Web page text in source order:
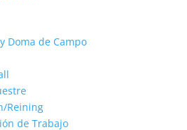
Doma de Campo
Reining
de Trabajo